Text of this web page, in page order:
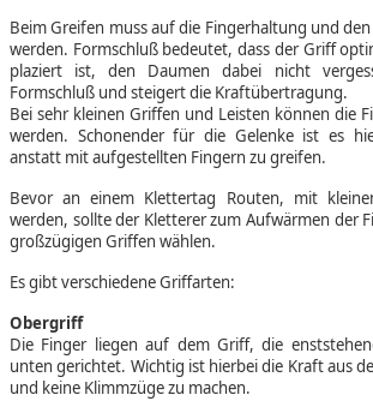
Beim Greifen muss auf die Fingerhaltung und
werden. Formschluß bedeutet, dass der Griff
plaziert ist, den Daumen dabei nicht
Formschluß und steigert die Kraftübertragung.
Bei sehr kleinen Griffen und Leisten können die
werden. Schonender für die Gelenke ist es
anstatt mit aufgestellten Fingern zu greifen.
Bevor an einem Klettertag Routen, mit
werden, sollte der Kletterer zum Aufwärmen der
großzügigen Griffen wählen.
Es gibt verschiedene Griffarten:
Obergriff
Die Finger liegen auf dem Griff, die
unten gerichtet. Wichtig ist hierbei die Kraft aus
und keine Klimmzüge zu machen.